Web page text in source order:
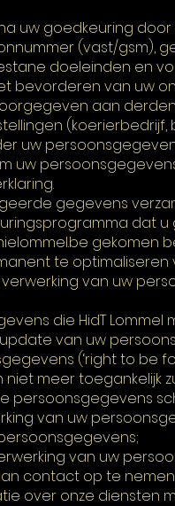
uw goedkeuring door
(vast/gsm),
doeleinden en
bevorderen van uw
aan
uw
uw
gegevens
dat
gekomen
te optimaliseren
van uw
die HidT Lommel
van uw
(‘right to be
meer toegankelijk
persoonsgegevens
van uw
van uw
contact op te
over onze diensten